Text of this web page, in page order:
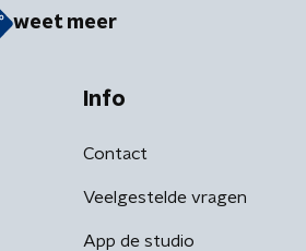
weet meer
Info
Contact
Veelgestelde vragen
App de studio